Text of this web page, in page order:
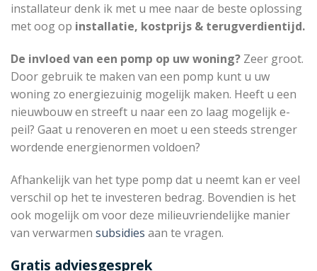
installateur denk ik met u mee naar de beste oplossing
met oog op installatie, kostprijs & terugverdientijd.
De invloed van een pomp op uw woning? Zeer groot.
Door gebruik te maken van een pomp kunt u uw
woning zo energiezuinig mogelijk maken. Heeft u een
nieuwbouw en streeft u naar een zo laag mogelijk e-
peil? Gaat u renoveren en moet u een steeds strenger
wordende energienormen voldoen?
Afhankelijk van het type pomp dat u neemt kan er veel
verschil op het te investeren bedrag. Bovendien is het
ook mogelijk om voor deze milieuvriendelijke manier
van verwarmen subsidies aan te vragen.
Gratis adviesgesprek